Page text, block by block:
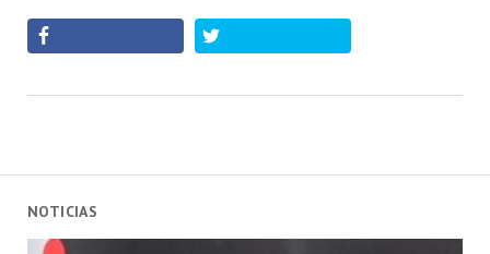
NOTICIAS